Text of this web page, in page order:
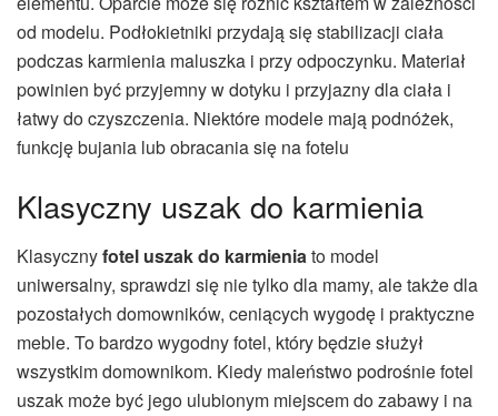
od modelu. Podłokietniki przydają się stabilizacji ciała
podczas karmienia maluszka i przy odpoczynku. Materiał
powinien być przyjemny w dotyku i przyjazny dla ciała i
łatwy do czyszczenia. Niektóre modele mają podnóżek,
funkcję bujania lub obracania się na fotelu
Klasyczny uszak do karmienia
Klasycznyfotel uszak do karmieniato model
uniwersalny, sprawdzi się nie tylko dla mamy, ale także dla
pozostałych domowników, ceniących wygodę i praktyczne
meble. To bardzo wygodny fotel, który będzie służył
wszystkim domownikom. Kiedy maleństwo podrośnie fotel
uszak może być jego ulubionym miejscem do zabawy i na